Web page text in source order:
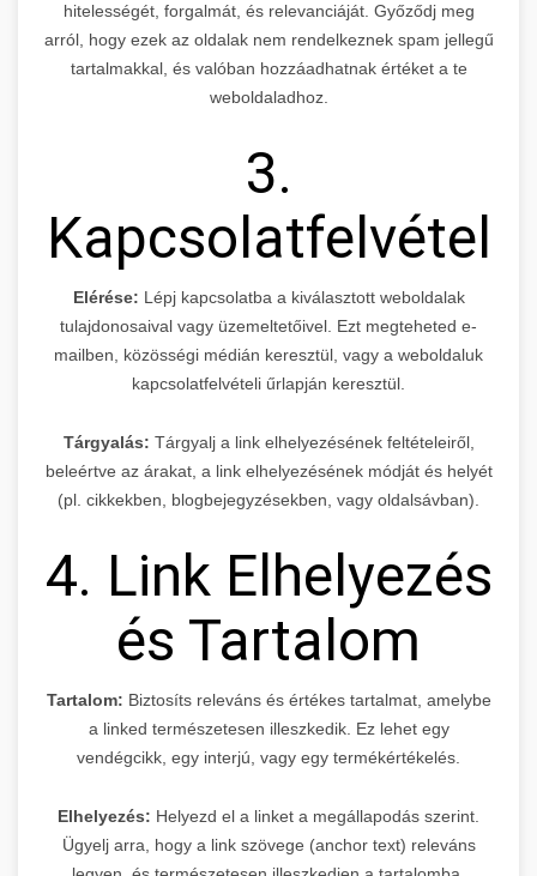
hitelességét, forgalmát, és relevanciáját. Győződj meg
arról, hogy ezek az oldalak nem rendelkeznek spam jellegű
tartalmakkal, és valóban hozzáadhatnak értéket a te
weboldaladhoz.
3.
Kapcsolatfelvétel
Elérése: Lépj kapcsolatba a kiválasztott weboldalak
tulajdonosaival vagy üzemeltetőivel. Ezt megteheted e-
mailben, közösségi médián keresztül, vagy a weboldaluk
kapcsolatfelvételi űrlapján keresztül.
Tárgyalás: Tárgyalj a link elhelyezésének feltételeiről,
beleértve az árakat, a link elhelyezésének módját és helyét
(pl. cikkekben, blogbejegyzésekben, vagy oldalsávban).
4. Link Elhelyezés
és Tartalom
Tartalom: Biztosíts releváns és értékes tartalmat, amelybe
a linked természetesen illeszkedik. Ez lehet egy
vendégcikk, egy interjú, vagy egy termékértékelés.
Elhelyezés: Helyezd el a linket a megállapodás szerint.
Ügyelj arra, hogy a link szövege (anchor text) releváns